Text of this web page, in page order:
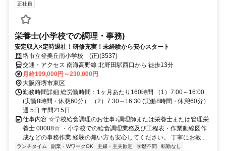
正社員
栄養士(小学校での調理・事務)
安定収入×定時退社！研修充実！未経験から安心スタート
堺市立登美丘南小学校 (正)(3537)
交通・アクセス 南海高野線 北野田駅西口から 徒歩13分
月給199,000円～230,000円
大阪府堺市東区
勤務時間詳細 総労働時間：1ヶ月あたり160時間 （1）7:00～16:00
(実働8時間・休憩60分） （2）7:30～16:30 (実働8時間・休憩60分）
週 5日 年間215日
仕事内容 ☆学校給食調理のお仕事♪調理師または栄養士または管理栄
養士 00088☆ ・小学校での給食調理業務及び工程表・作業動線図作
成などの事務作業 経験の無い方も安心してください。 丁寧にお教...
ランチタイム 副業・WワークOK 主婦・主夫歓迎 学歴不問
転勤なし